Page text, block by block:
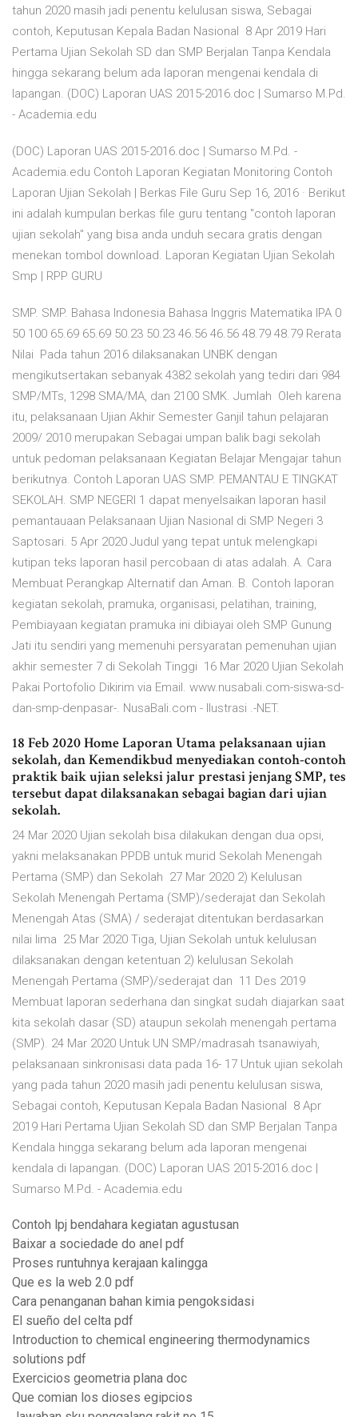
tahun 2020 masih jadi penentu kelulusan siswa, Sebagai
contoh, Keputusan Kepala Badan Nasional 8 Apr 2019 Hari
Pertama Ujian Sekolah SD dan SMP Berjalan Tanpa Kendala
hingga sekarang belum ada laporan mengenai kendala di
lapangan. (DOC) Laporan UAS 2015-2016.doc | Sumarso M.Pd.
- Academia.edu
(DOC) Laporan UAS 2015-2016.doc | Sumarso M.Pd. -
Academia.edu Contoh Laporan Kegiatan Monitoring Contoh
Laporan Ujian Sekolah | Berkas File Guru Sep 16, 2016 · Berikut
ini adalah kumpulan berkas file guru tentang "contoh laporan
ujian sekolah" yang bisa anda unduh secara gratis dengan
menekan tombol download. Laporan Kegiatan Ujian Sekolah
Smp | RPP GURU
SMP. SMP. Bahasa Indonesia Bahasa Inggris Matematika IPA 0
50 100 65.69 65.69 50.23 50.23 46.56 46.56 48.79 48.79 Rerata
Nilai Pada tahun 2016 dilaksanakan UNBK dengan
mengikutsertakan sebanyak 4382 sekolah yang tediri dari 984
SMP/MTs, 1298 SMA/MA, dan 2100 SMK. Jumlah Oleh karena
itu, pelaksanaan Ujian Akhir Semester Ganjil tahun pelajaran
2009/ 2010 merupakan Sebagai umpan balik bagi sekolah
untuk pedoman pelaksanaan Kegiatan Belajar Mengajar tahun
berikutnya. Contoh Laporan UAS SMP. PEMANTAU E TINGKAT
SEKOLAH. SMP NEGERI 1 dapat menyelsaikan laporan hasil
pemantauaan Pelaksanaan Ujian Nasional di SMP Negeri 3
Saptosari. 5 Apr 2020 Judul yang tepat untuk melengkapi
kutipan teks laporan hasil percobaan di atas adalah. A. Cara
Membuat Perangkap Alternatif dan Aman. B. Contoh laporan
kegiatan sekolah, pramuka, organisasi, pelatihan, training,
Pembiayaan kegiatan pramuka ini dibiayai oleh SMP Gunung
Jati itu sendiri yang memenuhi persyaratan pemenuhan ujian
akhir semester 7 di Sekolah Tinggi 16 Mar 2020 Ujian Sekolah
Pakai Portofolio Dikirim via Email. www.nusabali.com-siswa-sd-
dan-smp-denpasar-. NusaBali.com - Ilustrasi .-NET.
18 Feb 2020 Home Laporan Utama pelaksanaan ujian
sekolah, dan Kemendikbud menyediakan contoh-contoh
praktik baik ujian seleksi jalur prestasi jenjang SMP, tes
tersebut dapat dilaksanakan sebagai bagian dari ujian
sekolah.
24 Mar 2020 Ujian sekolah bisa dilakukan dengan dua opsi,
yakni melaksanakan PPDB untuk murid Sekolah Menengah
Pertama (SMP) dan Sekolah 27 Mar 2020 2) Kelulusan
Sekolah Menengah Pertama (SMP)/sederajat dan Sekolah
Menengah Atas (SMA) / sederajat ditentukan berdasarkan
nilai lima 25 Mar 2020 Tiga, Ujian Sekolah untuk kelulusan
dilaksanakan dengan ketentuan 2) kelulusan Sekolah
Menengah Pertama (SMP)/sederajat dan 11 Des 2019
Membuat laporan sederhana dan singkat sudah diajarkan saat
kita sekolah dasar (SD) ataupun sekolah menengah pertama
(SMP). 24 Mar 2020 Untuk UN SMP/madrasah tsanawiyah,
pelaksanaan sinkronisasi data pada 16- 17 Untuk ujian sekolah
yang pada tahun 2020 masih jadi penentu kelulusan siswa,
Sebagai contoh, Keputusan Kepala Badan Nasional 8 Apr
2019 Hari Pertama Ujian Sekolah SD dan SMP Berjalan Tanpa
Kendala hingga sekarang belum ada laporan mengenai
kendala di lapangan. (DOC) Laporan UAS 2015-2016.doc |
Sumarso M.Pd. - Academia.edu
Contoh lpj bendahara kegiatan agustusan
Baixar a sociedade do anel pdf
Proses runtuhnya kerajaan kalingga
Que es la web 2.0 pdf
Cara penanganan bahan kimia pengoksidasi
El sueño del celta pdf
Introduction to chemical engineering thermodynamics
solutions pdf
Exercicios geometria plana doc
Que comian los dioses egipcios